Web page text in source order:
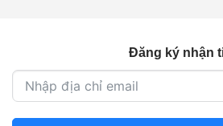
Đăng ký nhận